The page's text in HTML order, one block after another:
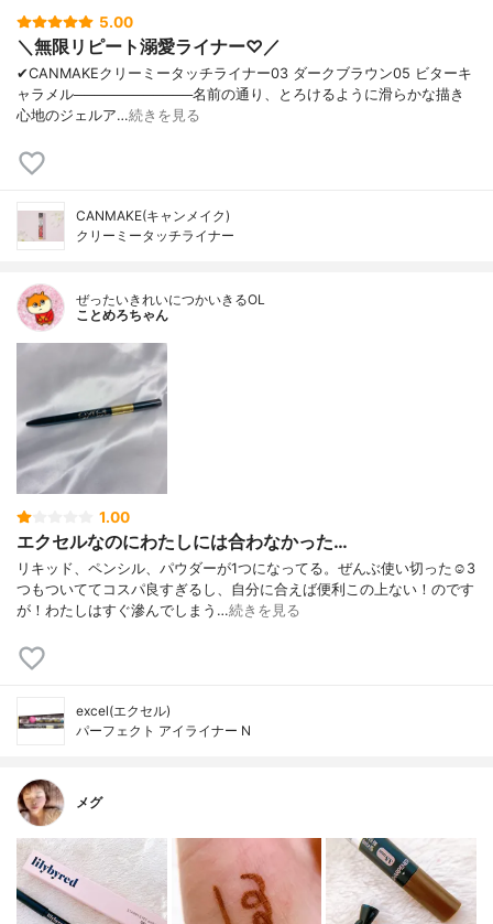
5.00
＼無限リピート溺愛ライナー♡／
✔︎CANMAKEクリーミータッチライナー03 ダークブラウン05 ビターキ
ャラメル────────────名前の通り、とろけるように滑らかな描き
心地のジェルア…続きを見る
CANMAKE(キャンメイク)
クリーミータッチライナー
ぜったいきれいにつかいきるOL
ことめろちゃん
1.00
エクセルなのにわたしには合わなかった…
リキッド、ペンシル、パウダーが1つになってる。ぜんぶ使い切った☺️3
つもついててコスパ良すぎるし、自分に合えば便利この上ない！のです
が！わたしはすぐ滲んでしまう…続きを見る
excel(エクセル)
パーフェクト アイライナー N
メグ